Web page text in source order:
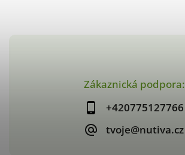
Zákaznická podpora:
+420775127766
tvoje@nutiva.cz